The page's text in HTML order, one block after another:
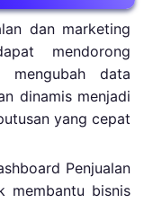
dan marketing
mendorong
mengubah data
dinamis menjadi
yang cepat
Penjualan
membantu bisnis